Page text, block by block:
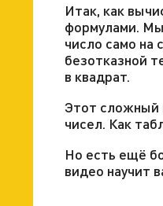
Итак, как
формулами.
число само на
безотказной
в квадрат.
Этот сложный
чисел. Как
Но есть ещё
видео научит